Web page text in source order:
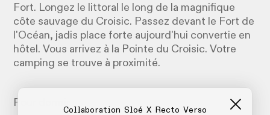
Fort. Longez le littoral le long de la magnifique
côte sauvage du Croisic. Passez devant le Fort de
l'Océan, jadis place forte aujourd'hui convertie en
hôtel. Vous arrivez à la Pointe du Croisic. Votre
camping se trouve à proximité.
Pour dormir :
Collaboration Sloé X Recto Verso